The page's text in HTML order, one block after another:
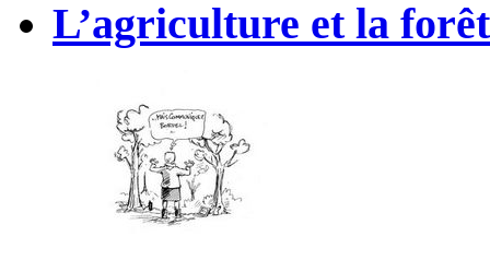
L’agriculture et la